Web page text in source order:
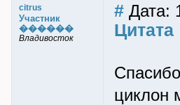
citrus
Участник
������
Владивосток
# Дата:
Цитата
циклон